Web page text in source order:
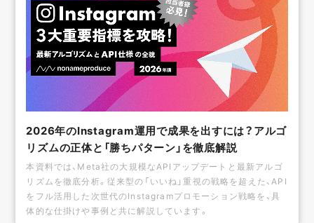
2026年のInstagram運用で成果を出すには？アルゴ
リズムの正体と「勝ちパターン」を徹底解説
本資料では、Meta社の大規模なAPIアップデートと最新アルゴ
リズムを徹底分析。従来型の「いいね」重視の戦略を超えた、API
をフル活用した次世代のInstagramプロモーション戦略を、具
体的な仕掛けや事例と共に解説しています。